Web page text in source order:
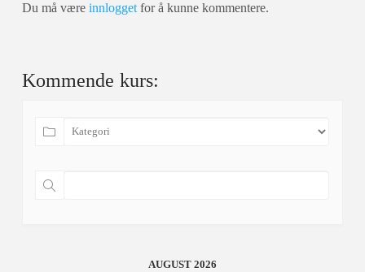
Du må være innloggetfor å kunne kommentere.
Kommende kurs:
AUGUST 2026